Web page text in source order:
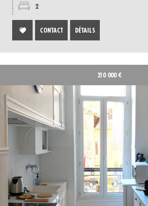
2
CONTACT DÉTAILS
210 000 €